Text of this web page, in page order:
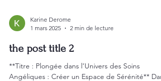
Karine Derome
1 mars 2025
2 min de lecture
the post title 2
**Titre : Plongée dans l’Univers des Soins
Angéliques : Créer un Espace de Sérénité** Dans